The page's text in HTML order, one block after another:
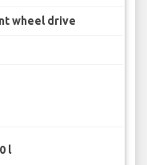
wheel drive
l